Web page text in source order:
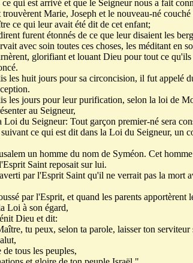
qui est arrivé et que le Seigneur nous a fait
Marie, Joseph et le nouveau-né couché
ce qui leur avait été dit de cet enfant;
furent étonnés de ce que leur disaient les
avec soin toutes ces choses, les méditant en
glorifiant et louant Dieu pour tout ce qu'ils
les huit jours pour sa circoncision, il fut appelé
les jours pour leur purification, selon la loi de
au Seigneur,
du Seigneur: Tout garçon premier-né sera
ce qui est dit dans la Loi du Seigneur, un
un homme du nom de Syméon. Cet
Saint reposait sur lui.
par l'Esprit Saint qu'il ne verrait pas la mort
par l'Esprit, et quand les parents apportèrent
Loi à son égard,
Dieu et dit:
tu peux, selon ta parole, laisser ton serviteur
tous les peuples,